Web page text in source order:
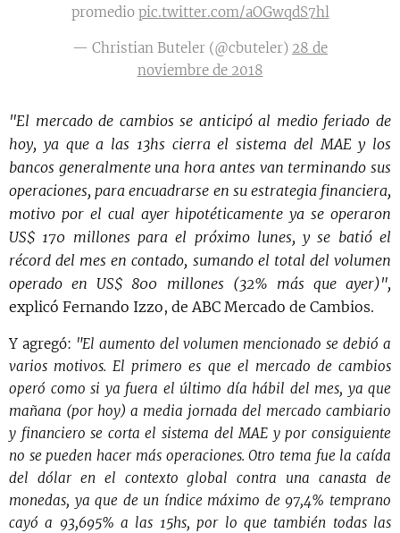
promedio pic.twitter.com/aOGwqdS7hl
— Christian Buteler (@cbuteler) 28 de
noviembre de 2018
"El mercado de cambios se anticipó al medio feriado de
hoy, ya que a las 13hs cierra el sistema del MAE y los
bancos generalmente una hora antes van terminando sus
operaciones, para encuadrarse en su estrategia financiera,
motivo por el cual ayer hipotéticamente ya se operaron
US$ 170 millones para el próximo lunes, y se batió el
récord del mes en contado, sumando el total del volumen
operado en US$ 800 millones (32% más que ayer)",
explicó Fernando Izzo, de ABC Mercado de Cambios.
Y agregó: "El aumento del volumen mencionado se debió a
varios motivos. El primero es que el mercado de cambios
operó como si ya fuera el último día hábil del mes, ya que
mañana (por hoy) a media jornada del mercado cambiario
y financiero se corta el sistema del MAE y por consiguiente
no se pueden hacer más operaciones. Otro tema fue la caída
del dólar en el contexto global contra una canasta de
monedas, ya que de un índice máximo de 97,4% temprano
cayó a 93,695% a las 15hs, por lo que también todas las